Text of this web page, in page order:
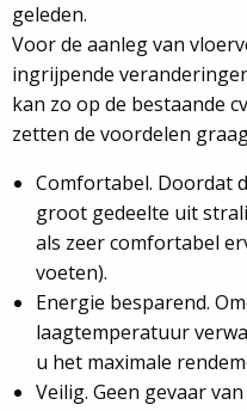
geleden.
Voor de aanleg van
ingrijpende
kan zo op de bestaande
zetten de voordelen
Comfortabel. Doordat
groot gedeelte uit
als zeer comfortabel
voeten).
Energie besparend.
laagtemperatuur
u het maximale
Veilig. Geen gevaar